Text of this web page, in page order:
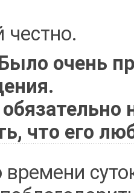
честно.
очень
что его